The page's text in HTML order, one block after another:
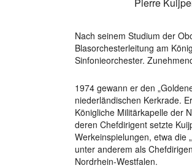
Nach seinem Studium der
Blasorchesterleitung am
Sinfonieorchester.
1974 gewann er den
niederländischen Kerkrade.
Königliche Militärkapelle der
deren Chefdirigent setzte
Werkeinspielungen, etwa die
unter anderem als
Nordrhein-Westfalen.